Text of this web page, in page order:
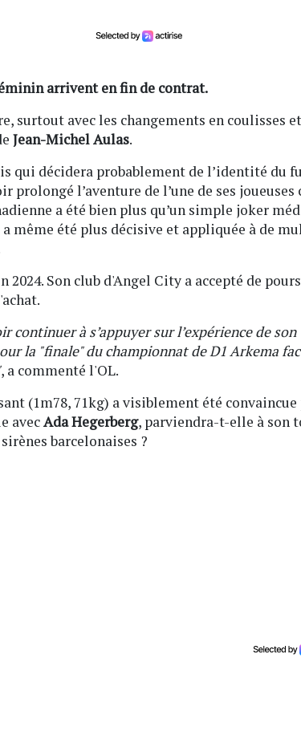
arrivent en fin de contrat.
surtout avec les changements en coulisses
Jean-Michel Aulas.
qui décidera probablement de l’identité du
prolongé l’aventure de l’une de ses joueuses
a été bien plus qu’un simple joker
a même été plus décisive et appliquée à de
2024. Son club d'Angel City a accepté de
à s’appuyer sur l’expérience de son
la "finale" du championnat de D1 Arkema
, a commenté l'OL.
(1m78, 71kg) a visiblement été convaincue
avecAda Hegerberg, parviendra-t-elle à son
barcelonaises ?